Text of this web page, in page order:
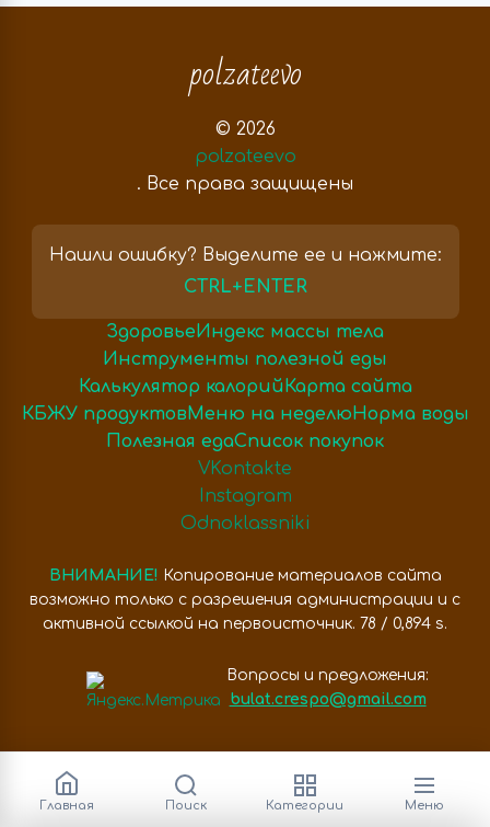
polzateevo
© 2026
polzateevo
. Все права защищены
Нашли ошибку? Выделите ее и нажмите:
CTRL+ENTER
Здоровье Индекс массы тела
Инструменты полезной еды
Калькулятор калорий Карта сайта
КБЖУ продуктов Меню на неделю Норма воды
Полезная едаСписок покупок
VKontakte
Instagram
Odnoklassniki
ВНИМАНИЕ! Копирование материалов сайта
возможно только с разрешения администрации и с
активной ссылкой на первоисточник. 78 / 0,894 s.
Вопросы и предложения:
bulat.crespo@gmail.com
Главная Поиск Категории Меню